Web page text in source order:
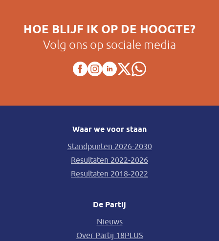
HOE BLIJF IK OP DE HOOGTE?
Volg ons op sociale media
Waar we voor staan
Standpunten 2026-2030
Resultaten 2022-2026
Resultaten 2018-2022
De Partij
Nieuws
Over Partij 18PLUS